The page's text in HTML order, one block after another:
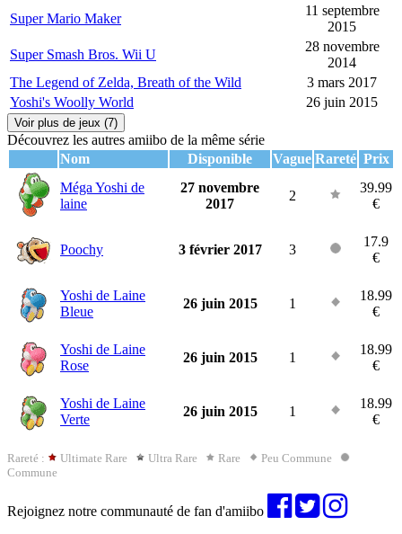
Super Mario Maker
11 septembre
2015
Super Smash Bros. Wii U
28 novembre
2014
The Legend of Zelda, Breath of the Wild
3 mars 2017
Yoshi's Woolly World
26 juin 2015
Voir plus de jeux (7)
Découvrez les autres amiibo de la même série
Nom
Disponible Vague Rareté Prix
Méga Yoshi de
laine
27 novembre
2017
2
39.99
€
Poochy 3 février 2017 3
17.9
€
Yoshi de Laine
Bleue
26 juin 2015 1
18.99
€
Yoshi de Laine
Rose
26 juin 2015 1
18.99
€
Yoshi de Laine
Verte
26 juin 2015 1
18.99
€
Rareté : Ultimate Rare Ultra Rare Rare
Peu Commune
Commune
Rejoignez notre communauté de fan d'amiibo